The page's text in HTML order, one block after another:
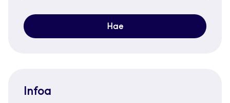
Infoa